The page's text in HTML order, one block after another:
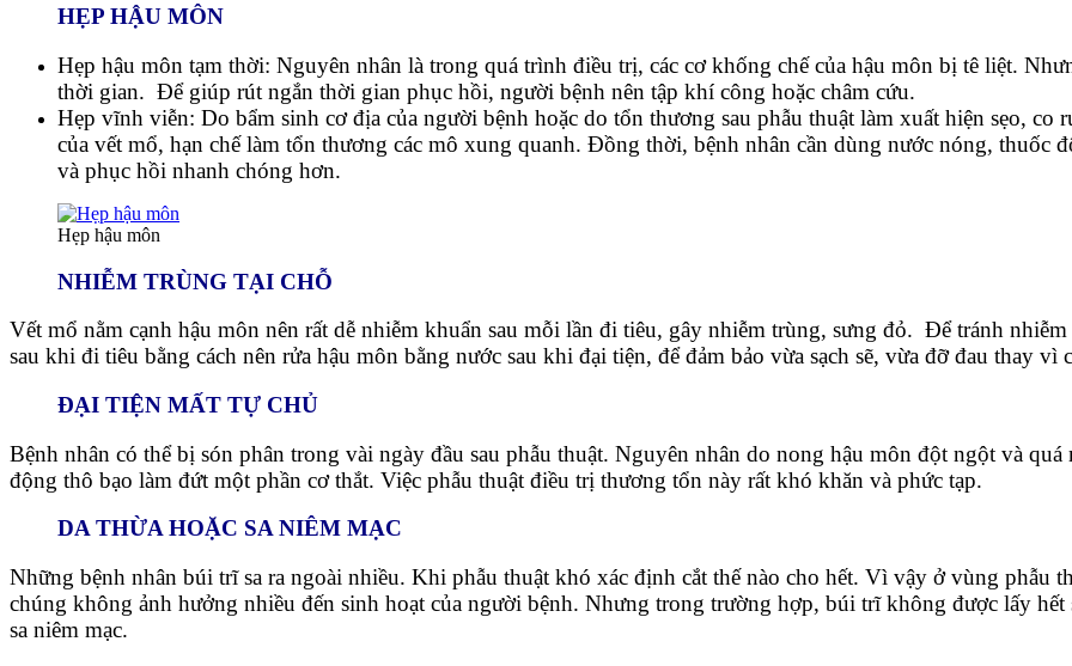
HẸP HẬU MÔN
Hẹp hậu môn tạm thời: Nguyên nhân là trong quá trình điều trị, các cơ khống chế của hậu môn bị tê liệt.
thời gian. Để giúp rút ngắn thời gian phục hồi, người bệnh nên tập khí công hoặc châm cứu.
Hẹp vĩnh viễn: Do bẩm sinh cơ địa của người bệnh hoặc do tổn thương sau phẫu thuật làm xuất hiện sẹo,
của vết mổ, hạn chế làm tổn thương các mô xung quanh. Đồng thời, bệnh nhân cần dùng nước nóng,
và phục hồi nhanh chóng hơn.
Hẹp hậu môn
NHIỄM TRÙNG TẠI CHỖ
Vết mổ nằm cạnh hậu môn nên rất dễ nhiễm khuẩn sau mỗi lần đi tiêu, gây nhiễm trùng, sưng đỏ. Để tránh
sau khi đi tiêu bằng cách nên rửa hậu môn bằng nước sau khi đại tiện, để đảm bảo vừa sạch sẽ, vừa đỡ đau thay vì
ĐẠI TIỆN MẤT TỰ CHỦ
Bệnh nhân có thể bị són phân trong vài ngày đầu sau phẫu thuật. Nguyên nhân do nong hậu môn đột ngột và
động thô bạo làm đứt một phần cơ thắt. Việc phẫu thuật điều trị thương tổn này rất khó khăn và phức tạp.
DA THỪA HOẶC SA NIÊM MẠC
Những bệnh nhân búi trĩ sa ra ngoài nhiều. Khi phẫu thuật khó xác định cắt thế nào cho hết. Vì vậy ở vùng phẫu
chúng không ảnh hưởng nhiều đến sinh hoạt của người bệnh. Nhưng trong trường hợp, búi trĩ không được lấy
sa niêm mạc.